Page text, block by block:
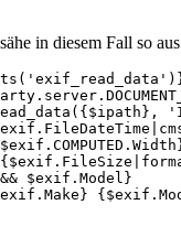
in diesem Fall so aus
$exif.Model}